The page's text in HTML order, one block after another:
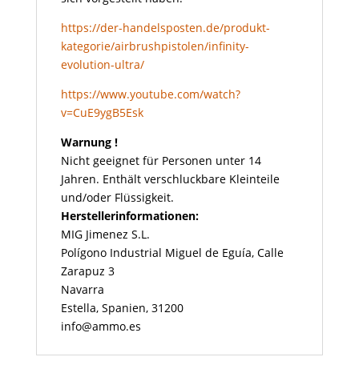
https://der-handelsposten.de/produkt-
kategorie/airbrushpistolen/infinity-
evolution-ultra/
https://www.youtube.com/watch?
v=CuE9ygB5Esk
Warnung !
Nicht geeignet für Personen unter 14
Jahren. Enthält verschluckbare Kleinteile
und/oder Flüssigkeit.
Herstellerinformationen:
MIG Jimenez S.L.
Polígono Industrial Miguel de Eguía, Calle
Zarapuz 3
Navarra
Estella, Spanien, 31200
info@ammo.es